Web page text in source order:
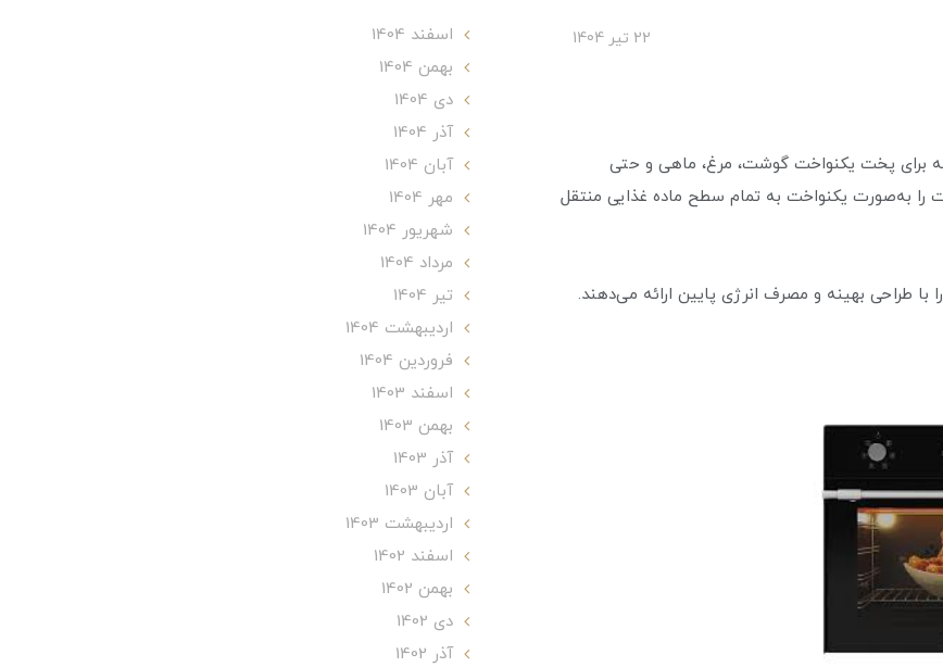
22 تير 1404
برای پخت یکنواخت گوشت، مرغ، ماهی و حتی
این ابزار با چرخش ۳۶۰ درجه‌ای، حرارت را به‌صورت یکنواخت به تمام سطح ماده غذایی منتقل
اسفند 1404
بهمن 1404
دی 1404
آذر 1404
آبان 1404
مهر 1404
شهریور 1404
مرداد 1404
تير 1404
ارديبهشت 1404
فروردین 1404
اسفند 1403
بهمن 1403
آذر 1403
آبان 1403
ارديبهشت 1403
اسفند 1402
بهمن 1402
دی 1402
آذر 1402